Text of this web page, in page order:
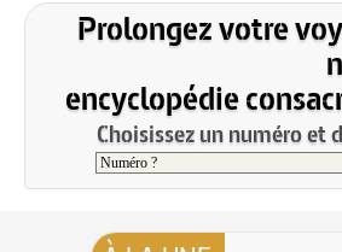
Prolongez votre
encyclopédie
Choisissez un numéro et